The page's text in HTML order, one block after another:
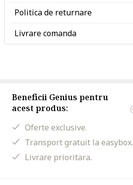
Politica de returnare
Livrare comanda
Beneficii Genius pentru
acest produs:
Oferte exclusive.
Transport gratuit la easybox.
Livrare prioritara.